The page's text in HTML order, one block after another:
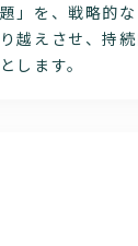
」を、戦略的
越えさせ、持
します。